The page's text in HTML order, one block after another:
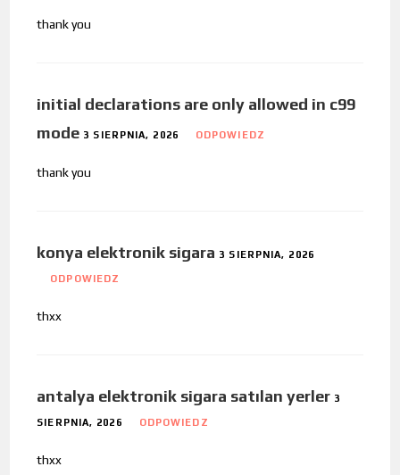
thank you
initial declarations are only allowed in c99
mode 3 SIERPNIA, 2026 ODPOWIEDZ
thank you
konya elektronik sigara 3 SIERPNIA, 2026
ODPOWIEDZ
thxx
antalya elektronik sigara satılan yerler 3
SIERPNIA, 2026 ODPOWIEDZ
thxx